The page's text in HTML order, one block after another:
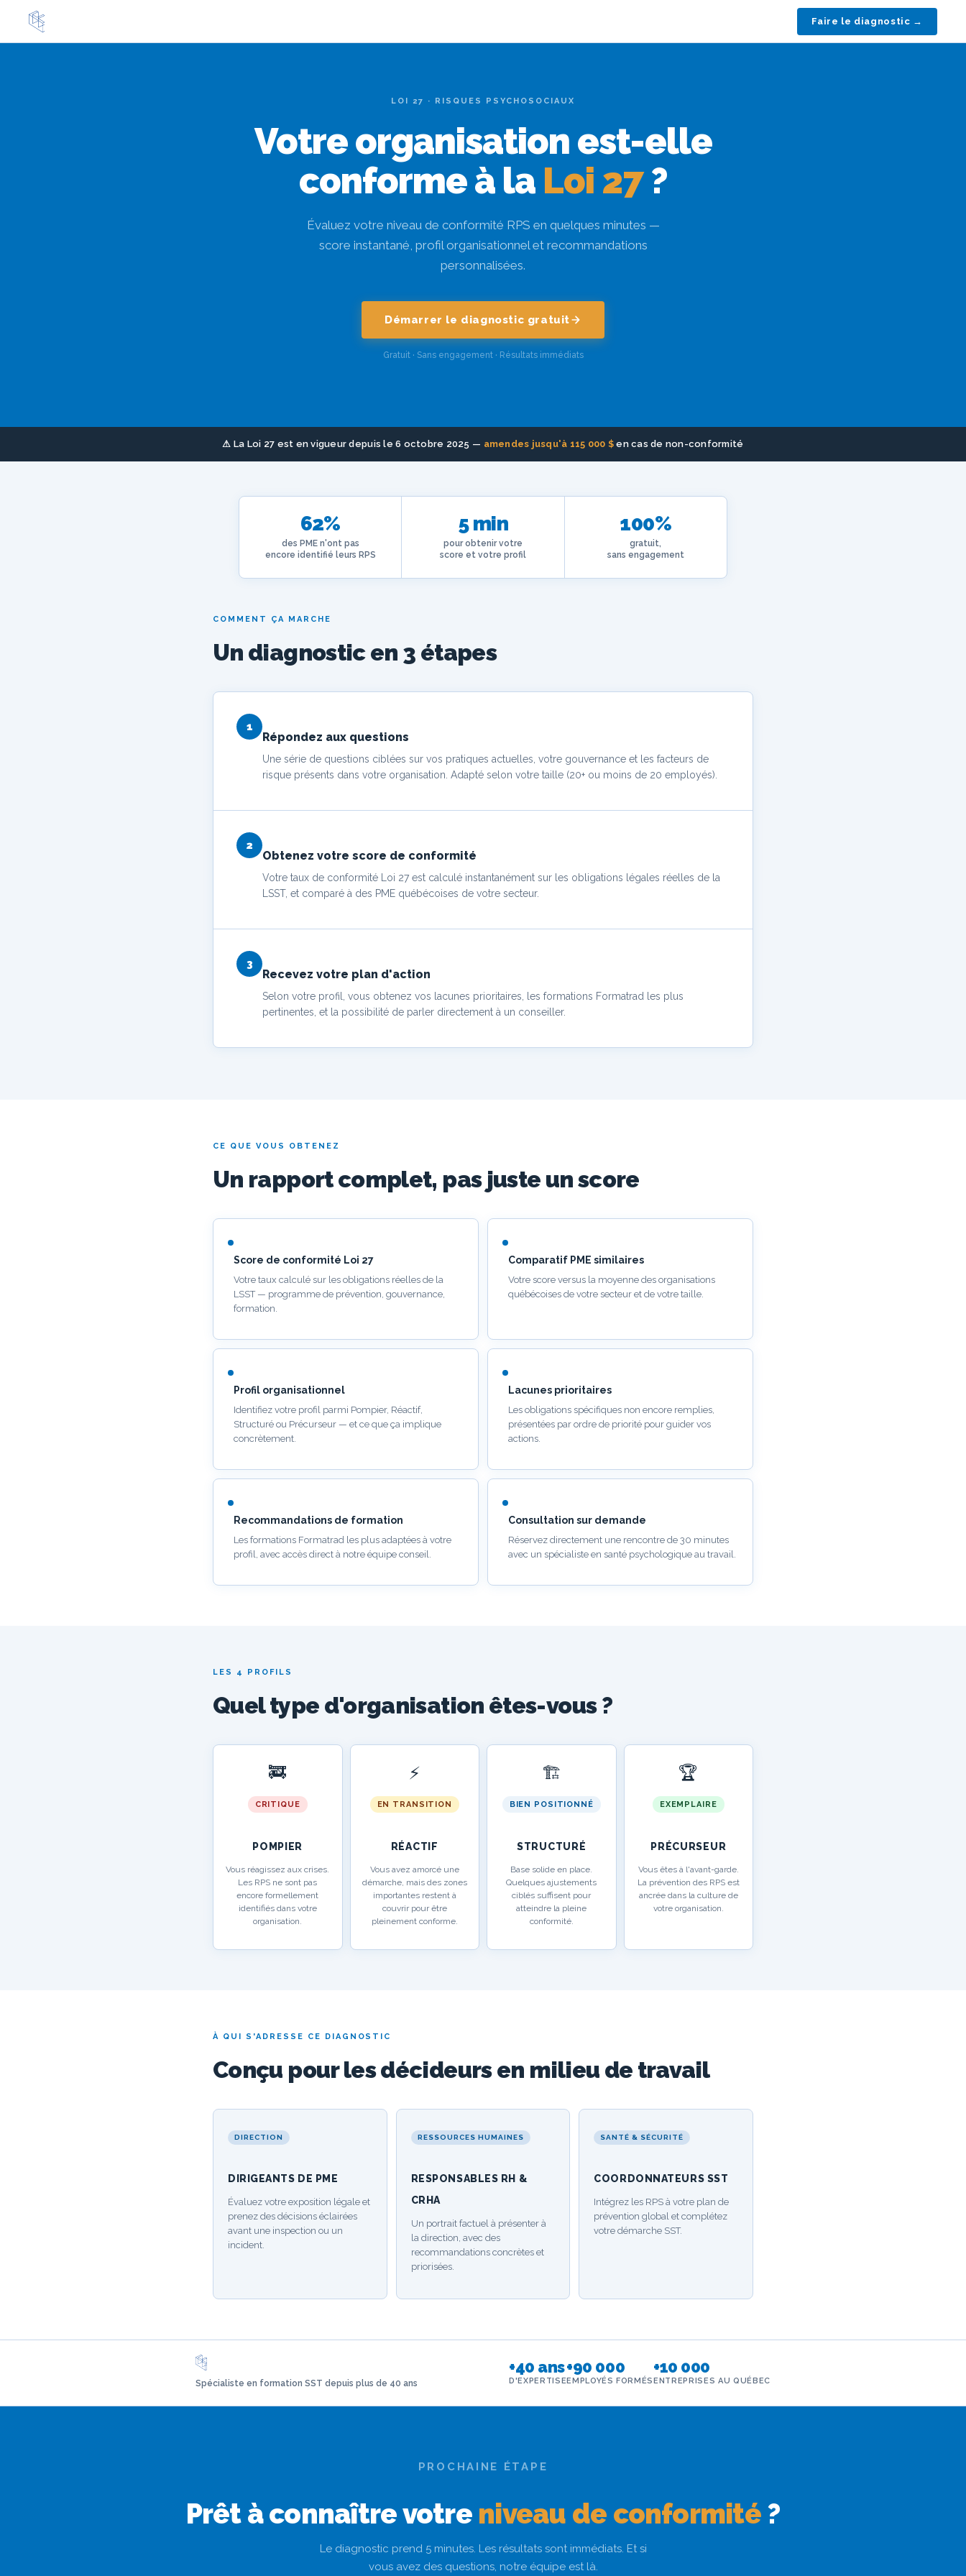
Faire le diagnostic →
LOI 27 · RISQUES PSYCHOSOCIAUX
Votre organisation est-elle
conforme à la Loi 27?
Évaluez votre niveau de conformité RPS en quelques minutes —
score instantané, profil organisationnel et recommandations
personnalisées.
Démarrer le diagnostic gratuit
Gratuit · Sans engagement · Résultats immédiats
⚠ La Loi 27 est en vigueur depuis le 6 octobre 2025 — amendes jusqu'à 115 000 $ en cas de non-conformité
62%
des PME n'ont pas
encore identifié leurs RPS
5 min
pour obtenir votre
score et votre profil
100%
gratuit,
sans engagement
COMMENT ÇA MARCHE
Un diagnostic en 3 étapes
1
Répondez aux questions
Une série de questions ciblées sur vos pratiques actuelles, votre gouvernance et les facteurs de
risque présents dans votre organisation. Adapté selon votre taille (20+ ou moins de 20 employés).
2
Obtenez votre score de conformité
Votre taux de conformité Loi 27 est calculé instantanément sur les obligations légales réelles de la
LSST, et comparé à des PME québécoises de votre secteur.
3
Recevez votre plan d'action
Selon votre profil, vous obtenez vos lacunes prioritaires, les formations Formatrad les plus
pertinentes, et la possibilité de parler directement à un conseiller.
CE QUE VOUS OBTENEZ
Un rapport complet, pas juste un score
Score de conformité Loi 27
Votre taux calculé sur les obligations réelles de la
LSST — programme de prévention, gouvernance,
formation.
Comparatif PME similaires
Votre score versus la moyenne des organisations
québécoises de votre secteur et de votre taille.
Profil organisationnel
Identifiez votre profil parmi Pompier, Réactif,
Structuré ou Précurseur — et ce que ça implique
concrètement.
Lacunes prioritaires
Les obligations spécifiques non encore remplies,
présentées par ordre de priorité pour guider vos
actions.
Recommandations de formation
Les formations Formatrad les plus adaptées à votre
profil, avec accès direct à notre équipe conseil.
Consultation sur demande
Réservez directement une rencontre de 30 minutes
avec un spécialiste en santé psychologique au travail.
LES 4 PROFILS
Quel type d'organisation êtes-vous ?
🚒
CRITIQUE
POMPIER
Vous réagissez aux crises.
Les RPS ne sont pas
encore formellement
identifiés dans votre
organisation.
⚡
EN TRANSITION
RÉACTIF
Vous avez amorcé une
démarche, mais des zones
importantes restent à
couvrir pour être
pleinement conforme.
🏗️
BIEN POSITIONNÉ
STRUCTURÉ
Base solide en place.
Quelques ajustements
ciblés suffisent pour
atteindre la pleine
conformité.
🏆
EXEMPLAIRE
PRÉCURSEUR
Vous êtes à l'avant-garde.
La prévention des RPS est
ancrée dans la culture de
votre organisation.
À QUI S'ADRESSE CE DIAGNOSTIC
Conçu pour les décideurs en milieu de travail
DIRECTION
DIRIGEANTS DE PME
Évaluez votre exposition légale et
prenez des décisions éclairées
avant une inspection ou un
incident.
RESSOURCES HUMAINES
RESPONSABLES RH &
CRHA
Un portrait factuel à présenter à
la direction, avec des
recommandations concrètes et
priorisées.
SANTÉ & SÉCURITÉ
COORDONNATEURS SST
Intégrez les RPS à votre plan de
prévention global et complétez
votre démarche SST.
Spécialiste en formation SST depuis plus de 40 ans
+40 ans
D'EXPERTISE
+90 000
EMPLOYÉS FORMÉS
+10 000
ENTREPRISES AU QUÉBEC
PROCHAINE ÉTAPE
Prêt à connaître votre niveau de conformité?
Le diagnostic prend 5 minutes. Les résultats sont immédiats. Et si
vous avez des questions, notre équipe est là.